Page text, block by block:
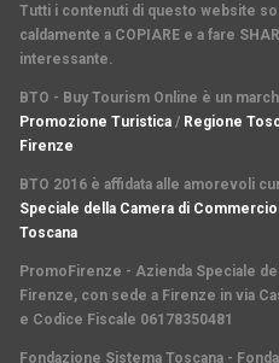
Tutti i contenuti di questo website
caldamente a COPIARE e a fare
interessante.
BTO - Buy Tourism Online è un
Promozione Turistica / Regione
Firenze
BTO 2016 è affidata alle amorevoli
Speciale della Camera di
Toscana
PromoFirenze - Azienda Speciale
Firenze, con sede a Firenze in via
e Codice Fiscale 06178350481
Fondazione Sistema Toscana -